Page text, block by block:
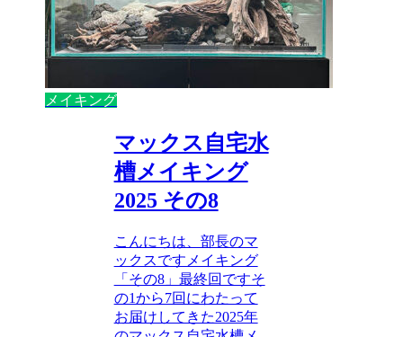
メイキング
マックス自宅水
槽メイキング
2025 その8
こんにちは、部長のマ
ックスですメイキング
「その8」最終回ですそ
の1から7回にわたって
お届けしてきた2025年